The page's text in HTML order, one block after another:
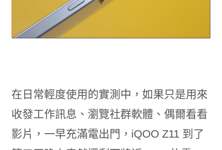
在日常輕度使用的實測中，如果只是用來
收發工作訊息、瀏覽社群軟體、偶爾看看
影片，一早充滿電出門，iQOO Z11 到了